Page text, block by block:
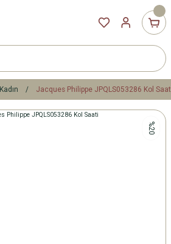
Kadın Jacques Philippe JPQLS053286 Kol
%20